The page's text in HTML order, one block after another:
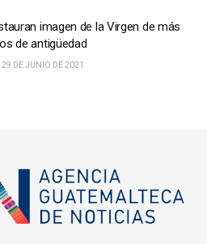
imagen de la Virgen de más
de antigüedad
29 DE JUNIO DE 2021